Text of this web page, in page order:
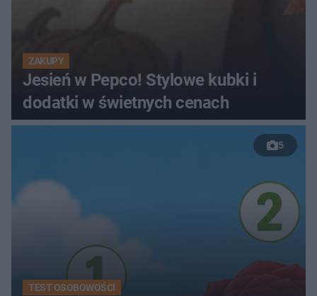
ZAKUPY
Jesień w Pepco! Stylowe kubki i
dodatki w świetnych cenach
5
TEST OSOBOWOŚCI